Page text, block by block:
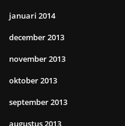
januari 2014
december 2013
november 2013
oktober 2013
september 2013
augustus 2013